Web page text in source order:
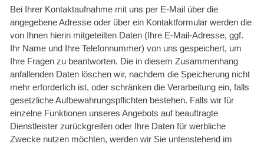
Bei Ihrer Kontaktaufnahme mit uns per E-Mail über die
angegebene Adresse oder über ein Kontaktformular werden die
von Ihnen hierin mitgeteilten Daten (Ihre E-Mail-Adresse, ggf.
Ihr Name und Ihre Telefonnummer) von uns gespeichert, um
Ihre Fragen zu beantworten. Die in diesem Zusammenhang
anfallenden Daten löschen wir, nachdem die Speicherung nicht
mehr erforderlich ist, oder schränken die Verarbeitung ein, falls
gesetzliche Aufbewahrungspflichten bestehen. Falls wir für
einzelne Funktionen unseres Angebots auf beauftragte
Dienstleister zurückgreifen oder Ihre Daten für werbliche
Zwecke nutzen möchten, werden wir Sie untenstehend im